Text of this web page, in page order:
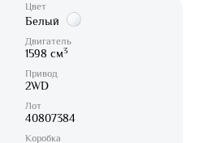
Цвет
Белый
Двигатель
1598 см3
Привод
2WD
Лот
40807384
Коробка